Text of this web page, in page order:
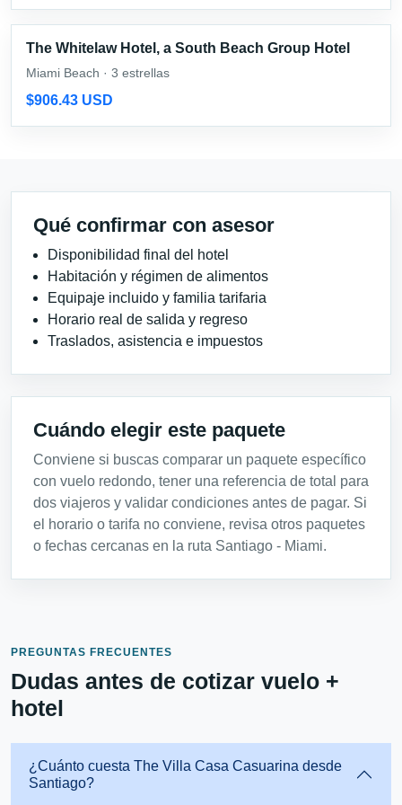
The Whitelaw Hotel, a South Beach Group Hotel
Miami Beach · 3 estrellas
$906.43 USD
Qué confirmar con asesor
Disponibilidad final del hotel
Habitación y régimen de alimentos
Equipaje incluido y familia tarifaria
Horario real de salida y regreso
Traslados, asistencia e impuestos
Cuándo elegir este paquete
Conviene si buscas comparar un paquete específico
con vuelo redondo, tener una referencia de total para
dos viajeros y validar condiciones antes de pagar. Si
el horario o tarifa no conviene, revisa otros paquetes
o fechas cercanas en la ruta Santiago - Miami.
PREGUNTAS FRECUENTES
Dudas antes de cotizar vuelo +
hotel
¿Cuánto cuesta The Villa Casa Casuarina desde
Santiago?